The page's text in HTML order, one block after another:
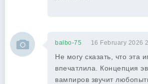
balbo-75 16 February 2026
Не могу сказать, что эта
впечатлила. Концепция
вампиров звучит